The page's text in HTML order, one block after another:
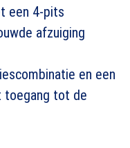
een 4-pits
afzuiging
en een
toegang tot de